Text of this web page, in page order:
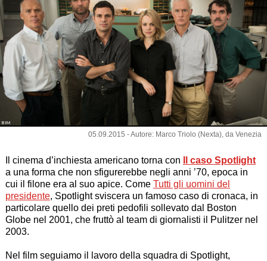
BIM
05.09.2015 - Autore: Marco Triolo (Nexta), da Venezia
Il cinema d’inchiesta americano torna con
Il caso Spotlight
a una forma che non sfigurerebbe negli anni ’70, epoca in
cui il filone era al suo apice. Come Tutti gli uomini del
presidente, Spotlight sviscera un famoso caso di cronaca, in
particolare quello dei preti pedofili sollevato dal Boston
Globe nel 2001, che fruttò al team di giornalisti il Pulitzer nel
2003.
Nel film seguiamo il lavoro della squadra di Spotlight,